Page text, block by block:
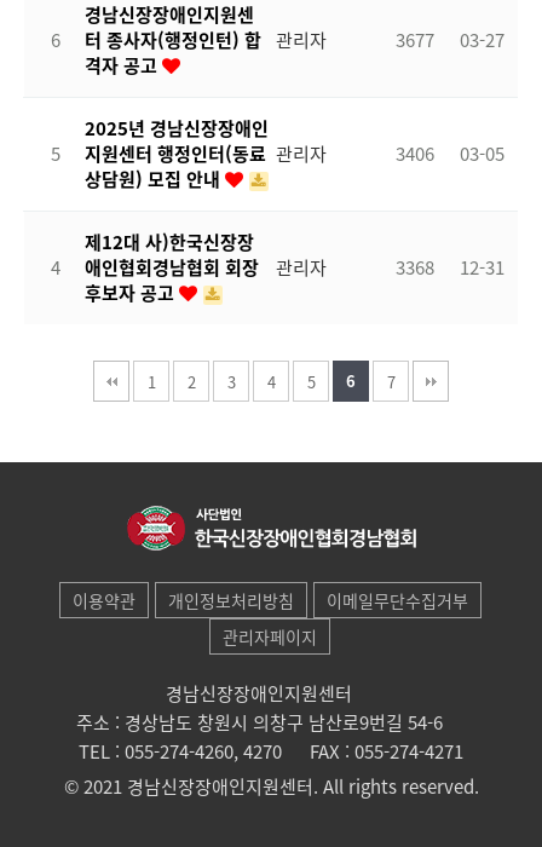
6
경남신장장애인지원센
터 종사자(행정인턴) 합
격자 공고
관리자 3677 03-27
5
2025년 경남신장장애인
지원센터 행정인터(동료
상담원) 모집 안내
관리자 3406 03-05
4
제12대 사)한국신장장
애인협회경남협회 회장
후보자 공고
관리자 3368 12-31
1 2 3 4 5 6 7
이용약관 개인정보처리방침
이메일무단수집거부
관리자페이지
경남신장장애인지원센터
주소 : 경상남도 창원시 의창구 남산로9번길 54-6
TEL : 055-274-4260, 4270
FAX : 055-274-4271
© 2021 경남신장장애인지원센터. All rights reserved.